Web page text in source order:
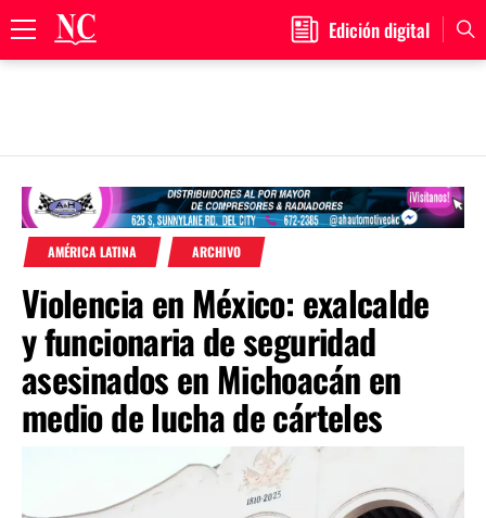
content
Edición digital
AMÉRICA LATINA ARCHIVO
Violencia en México: exalcalde
y funcionaria de seguridad
asesinados en Michoacán en
medio de lucha de cárteles